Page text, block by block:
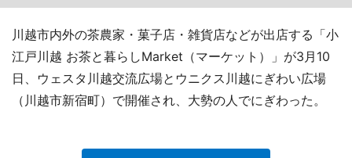
川越市内外の茶農家・菓子店・雑貨店などが出店する「小
江戸川越 お茶と暮らしMarket（マーケット）」が3月10
日、ウェスタ川越交流広場とウニクス川越にぎわい広場
（川越市新宿町）で開催され、大勢の人でにぎわった。